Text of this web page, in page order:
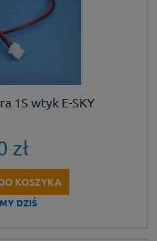
1S wtyk E-SKY
zł
KOSZYKA
DZIŚ